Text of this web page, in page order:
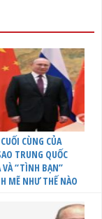
CÙNG CỦA
TRUNG QUỐC
VÀ “TÌNH BẠN”
MẼ NHƯ THẾ NÀO